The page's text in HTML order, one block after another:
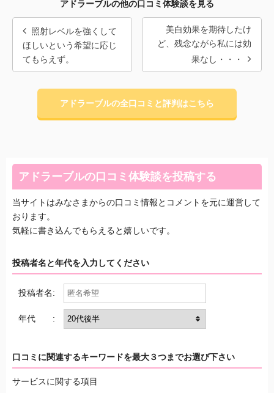
アドラーブルの他の口コミ体験談を見る
照射レベルを強くして
ほしいという希望に応じ
てもらえず。
美白効果を期待したけ
ど、残念ながら私には効
果なし・・・
アドラーブルの全口コミと評判はこちら
アドラーブルの口コミ体験談を投稿する
当サイトはみなさまからの口コミ情報とコメントを元に運営して
おります。
気軽に書き込んでもらえると嬉しいです。
投稿者名と年代を入力してください
投稿者名:
年代 :
口コミに関連するキーワードを最大３つまでお選び下さい
サービスに関する項目